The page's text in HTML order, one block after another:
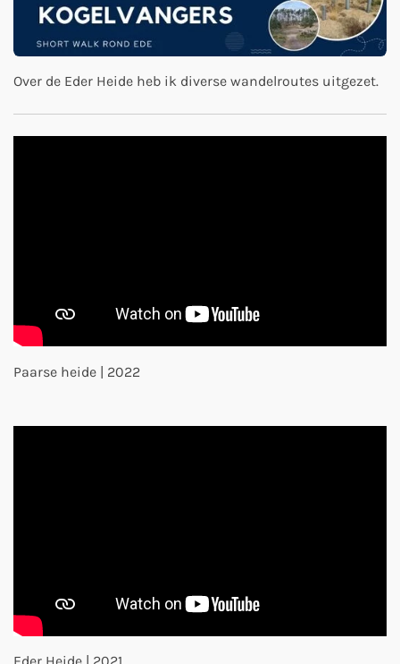
Over de Eder Heide heb ik diverse wandelroutes uitgezet.
Paarse heide | 2022